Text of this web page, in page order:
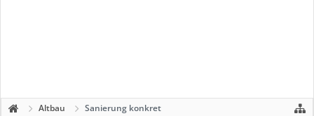
Altbau Sanierung konkret